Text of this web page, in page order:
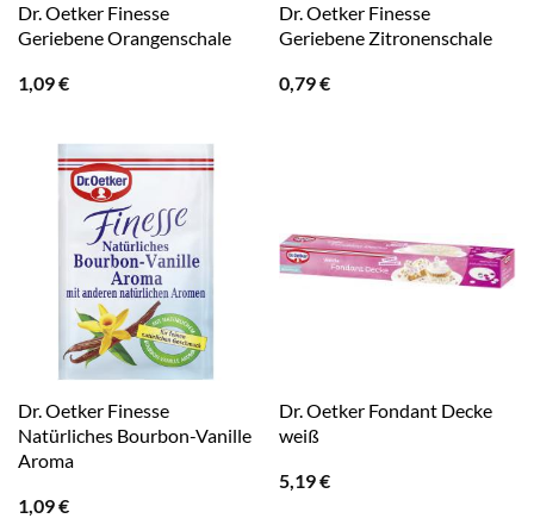
Dr. Oetker Finesse
Geriebene Orangenschale
1,09€
Dr. Oetker Finesse
Geriebene Zitronenschale
0,79€
Dr. Oetker Finesse
Natürliches Bourbon-Vanille
Aroma
1,09€
Dr. Oetker Fondant Decke
weiß
5,19€